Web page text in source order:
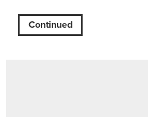
Continued